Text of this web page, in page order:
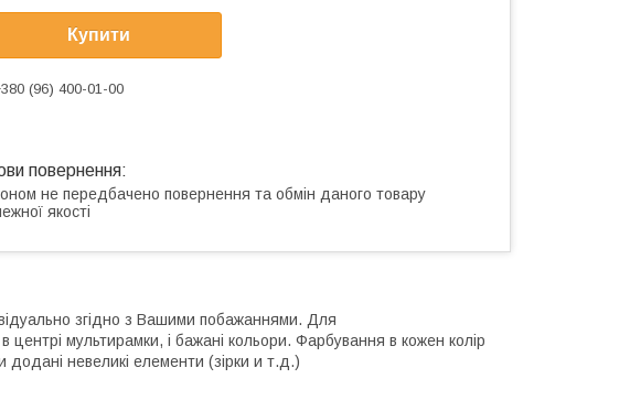
Купити
(96) 400-01-00
не передбачено повернення та обмін даного товару
якості
згідно з Вашими побажаннями. Для
центрі мультирамки, і бажані кольори. Фарбування в кожен колір
невеликі елементи (зірки и т.д.)